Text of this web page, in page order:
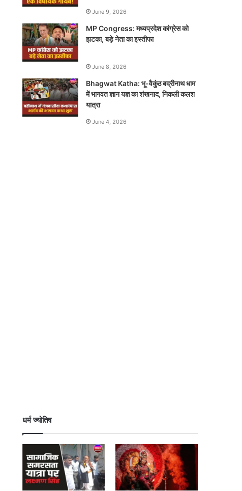
June 9, 2026
MP Congress: मध्यप्रदेश कांग्रेस को
झटका, बड़े नेता का इस्तीफा
June 8, 2026
Bhagwat Katha: भू-वैकुंठ बद्रीनाथ धाम
में भागवत ज्ञान यज्ञ का शंखनाद, निकली कलश
यात्रा
June 4, 2026
धर्म ज्योतिष